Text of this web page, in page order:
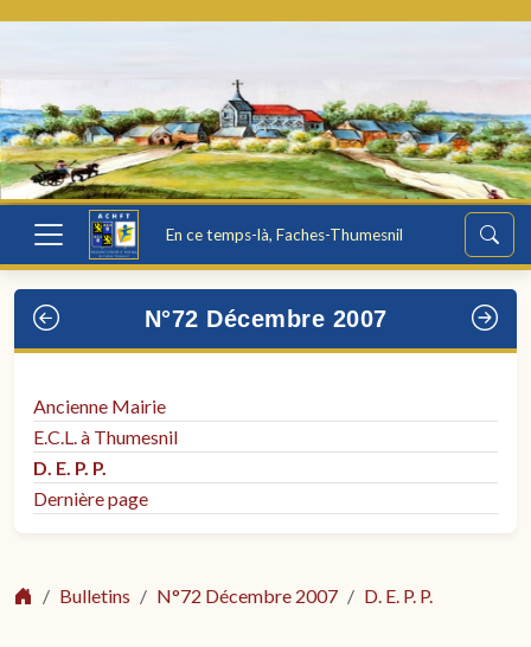
En ce temps-là, Faches-Thumesnil
N°72 Décembre 2007
Ancienne Mairie
E.C.L. à Thumesnil
D. E. P. P.
Dernière page
Bulletins N°72 Décembre 2007 D. E. P. P.